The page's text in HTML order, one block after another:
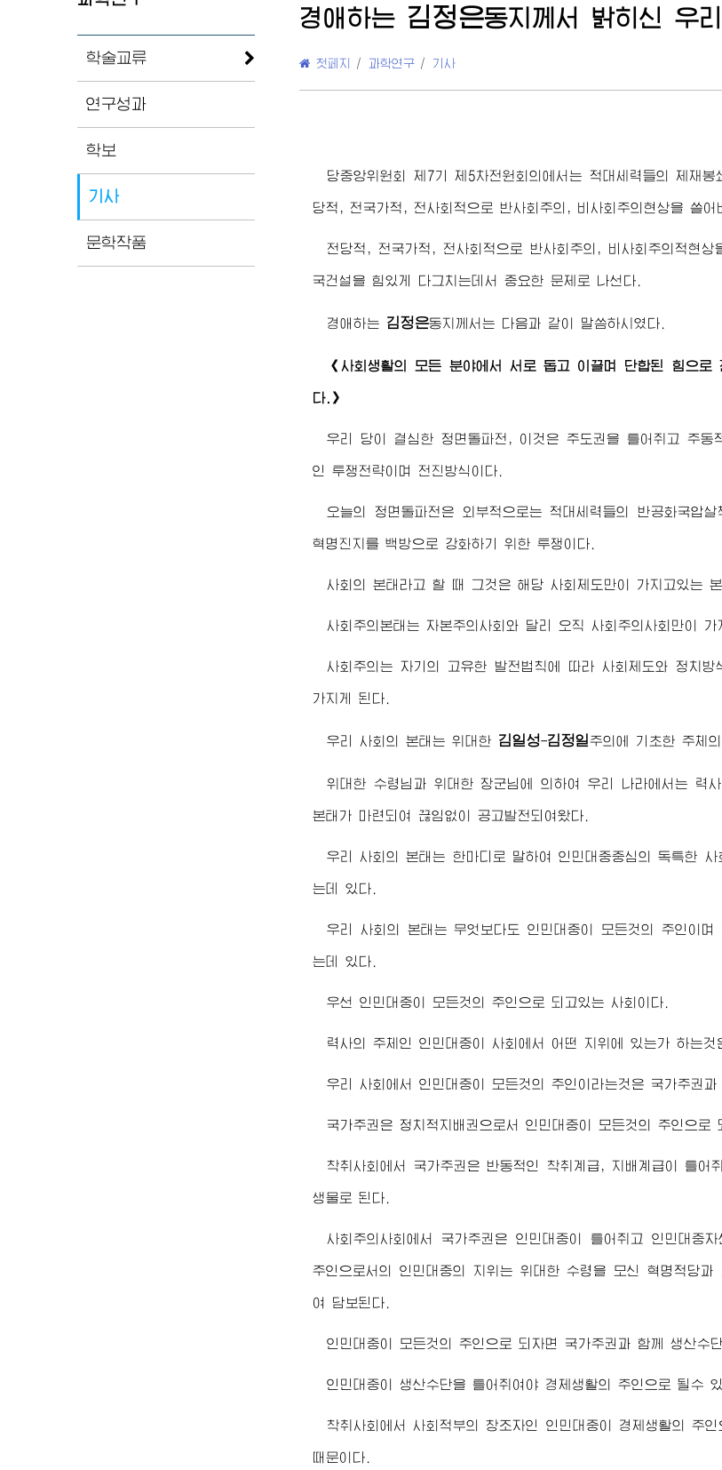
학술교류
연구성과
학보
기사
문학작품
경애하는 김정은동지 께서 밝히신 우
첫페지 / 과학연구 / 기사
당중앙위원회 제7기 제5차전원회의에서는 적대세력들의 제재
당적, 전국가적, 전사회적으로 반사회주의, 비사회주의현상을 쓸
전당적, 전국가적, 전사회적으로 반사회주의, 비사회주의적현
국건설을 힘있게 다그치는데서 중요한 문제로 나선다.
경애하는 김정은동지 께서는 다음과 같이 말씀하시였다.
《사회생활의 모든 분야에서 서로 돕고 이끌며 단합된 힘으
다.》
우리 당이 결심한 정면돌파전, 이것은 주도권을 틀어쥐고 주
인 투쟁전략이며 전진방식이다.
오늘의 정면돌파전은 외부적으로는 적대세력들의 반공화국압
혁명진지를 백방으로 강화하기 위한 투쟁이다.
사회의 본태라고 할 때 그것은 해당 사회제도만이 가지고있는
사회주의본태는 자본주의사회와 달리 오직 사회주의사회만이
사회주의는 자기의 고유한 발전법칙에 따라 사회제도와 정치
가지게 된다.
우리 사회의 본태는 위대한 김일성-김정일주의 에 기초한 주체
위대한 수령님 과 위대한 장군님에 의하여 우리 나라에서는 력
본태가 마련되여 끊임없이 공고발전되여왔다.
우리 사회의 본태는 한마디로 말하여 인민대중중심의 독특한
는데 있다.
우리 사회의 본태는 무엇보다도 인민대중이 모든것의 주인이
는데 있다.
우선 인민대중이 모든것의 주인으로 되고있는 사회이다.
력사의 주체인 인민대중이 사회에서 어떤 지위에 있는가 하는
우리 사회에서 인민대중이 모든것의 주인이라는것은 국가주권
국가주권은 정치적지배권으로서 인민대중이 모든것의 주인으로
착취사회에서 국가주권은 반동적인 착취계급, 지배계급이 틀어
생물로 된다.
사회주의사회에서 국가주권은 인민대중이 틀어쥐고 인민대중
주인으로서의 인민대중의 지위는 위대한 수령을 모신 혁명적당과
여 담보된다.
인민대중이 모든것의 주인으로 되자면 국가주권과 함께 생산수
인민대중이 생산수단을 틀어쥐여야 경제생활의 주인으로 될수 있
착취사회에서 사회적부의 창조자인 인민대중이 경제생활의 주
때문이다.